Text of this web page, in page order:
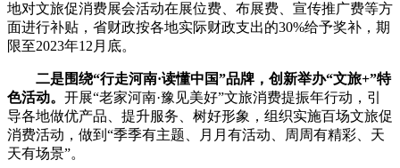
地对文旅促消费展会活动在展位费、布展费、宣传推广费等方
面进行补贴，省财政按各地实际财政支出的30%给予奖补，期
限至2023年12月底。
二是围绕“行走河南·读懂中国”品牌，创新举办“文旅+”特
色活动。 开展“老家河南·豫见美好”文旅消费提振年行动，引
导各地做优产品、提升服务、树好形象，组织实施百场文旅促
消费活动，做到“季季有主题、月月有活动、周周有精彩、天
天有场景”。